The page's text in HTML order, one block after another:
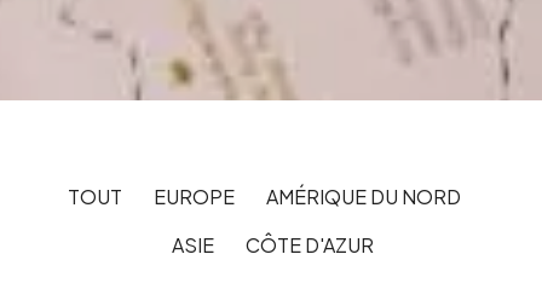
TOUT EUROPE
AMÉRIQUE DU NORD
ASIE
CÔTE D'AZUR